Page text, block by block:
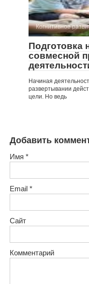
Когнитивное
Подготовка
совмесной
Начиная
развертывании
цели. Но ведь
Добавить
Имя *
Email *
Сайт
Комментарий